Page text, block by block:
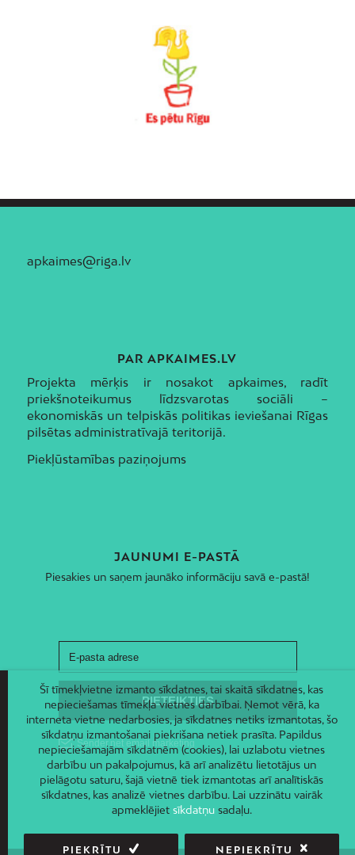
apkaimes@riga.lv
PAR APKAIMES.LV
Projekta mērķis ir nosakot apkaimes, radīt
priekšnoteikumus līdzsvarotas sociāli –
ekonomiskās un telpiskās politikas ieviešanai Rīgas
pilsētas administratīvajā teritorijā.
Piekļūstamības paziņojums
JAUNUMI E-PASTĀ
Piesakies un saņem jaunāko informāciju savā e-pastā!
Šī tīmekļvietne izmanto sīkdatnes, tai skaitā sīkdatnes, kas
nepieciešamas tīmekļa vietnes darbībai. Ņemot vērā, ka
interneta vietne nedarbosies, ja sīkdatnes netiks izmantotas, šo
sīkdatņu izmantošanai piekrišana netiek prasīta. Papildus
nepieciešamajām sīkdatnēm (cookies), lai uzlabotu vietnes
darbību un pakalpojumus, kā arī analizētu lietotājus un
pielāgotu saturu, šajā vietnē tiek izmantotas arī analītiskās
sīkdatnes, kas analizē vietnes darbību. Lai uzzinātu vairāk
apmeklējiet sīkdatņusadaļu.
PIEKRĪTU NEPIEKRĪTU